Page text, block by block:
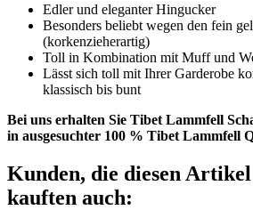
Edler und eleganter Hingucker
Besonders beliebt wegen den fein
(korkenzieherartig)
Toll in Kombination mit Muff und
Lässt sich toll mit Ihrer Garderobe
klassisch bis bunt
Bei uns erhalten Sie Tibet Lammfell
in ausgesuchter 100 % Tibet Lammfell
Kunden, die diesen
kauften auch: